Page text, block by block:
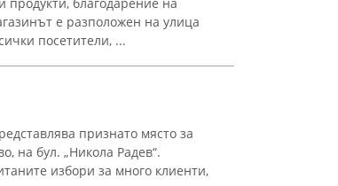
е разположен на улица
посетители, ...
признато място за
на бул. „Никола Радев“.
избори за много клиенти,